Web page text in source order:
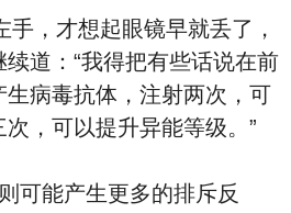
，才想起眼镜早就丢了，
道：“我得把有些话说在前
病毒抗体，注射两次，可
，可以提升异能等级。”
可能产生更多的排斥反